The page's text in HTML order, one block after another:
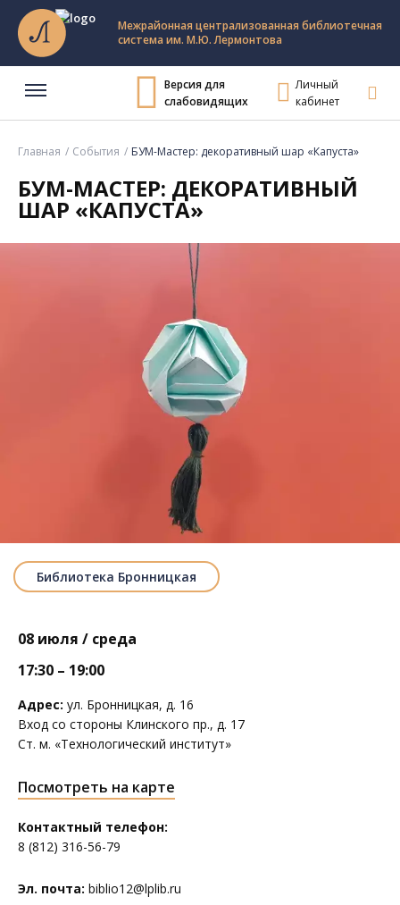
Межрайонная централизованная библиотечная
система им. М.Ю. Лермонтова
Версия для
слабовидящих
Личный
кабинет
Главная События БУМ-Мастер: декоративный шар «Капуста»
БУМ-МАСТЕР: ДЕКОРАТИВНЫЙ
ШАР «КАПУСТА»
Библиотека Бронницкая
08 июля / среда
17:30 – 19:00
Адрес: ул. Бронницкая, д. 16
Вход со стороны Клинского пр., д. 17
Ст. м. «Технологический институт»
Посмотреть на карте
Контактный телефон:
8 (812) 316-56-79
Эл. почта: biblio12@lplib.ru